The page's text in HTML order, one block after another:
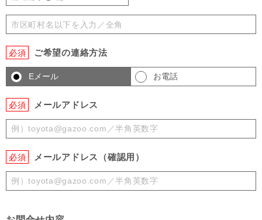
必須 ご希望の連絡方法
Eメール お電話
必須 メールアドレス
必須 メールアドレス（確認用）